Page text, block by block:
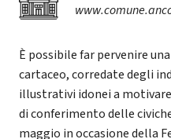
È possibile far pervenire
cartaceo, corredate degli
illustrativi idonei a
di conferimento delle
maggio in occasione della